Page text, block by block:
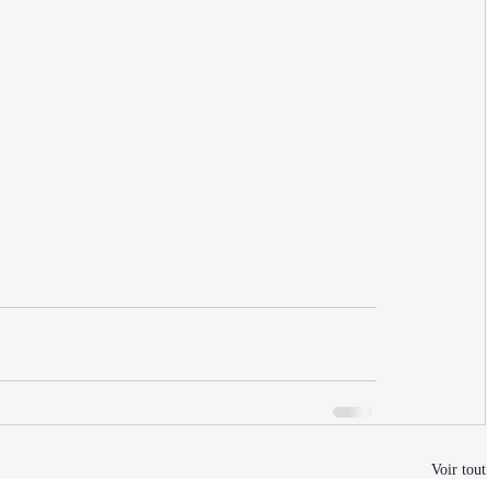
Voir tout